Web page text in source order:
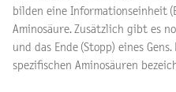
bilden eine Informationseinheit
Aminosäure. Zusätzlich gibt es
und das Ende (Stopp) eines
spezifischen Aminosäuren